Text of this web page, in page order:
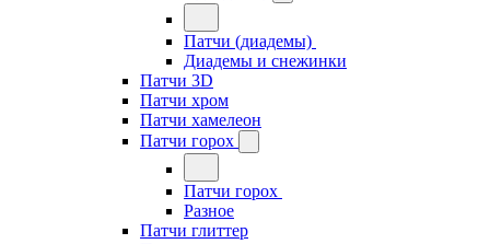
Патчи (диадемы)
Диадемы и снежинки
Патчи 3D
Патчи хром
Патчи хамелеон
Патчи горох
Патчи горох
Разное
Патчи глиттер